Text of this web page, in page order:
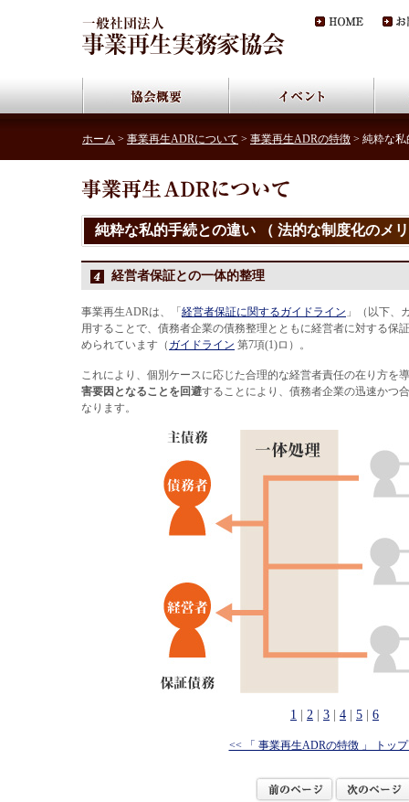
ホーム > 事業再生ADRについて > 事業再生ADRの特徴 > 純粋な
純粋な私的手続との違い （ 法的な制度化のメ
経営者保証との一体的整理
事業再生ADRは、「 経営者保証に関するガイドライン 」（以下、
用することで、債務者企業の債務整理とともに経営者に対する保
められています（ ガイドライン 第7項(1)ロ）。
これにより、個別ケースに応じた合理的な経営者責任の在り方を
害要因となることを回避することにより、債務者企業の迅速かつ
なります。
1 2 3 4 5 6
<< 「 事業再生ADRの特徴 」 トッ